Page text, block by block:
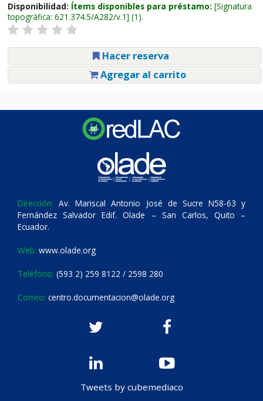
Disponibilidad: Ítems disponibles para préstamo: Signatura
topográfica: 621.374.5/A282/v.1 (1).
Hacer reserva
Agregar al carrito
Dirección: Av. Mariscal Antonio José de Sucre N58-63 y
Fernández Salvador Edif. Olade – San Carlos, Quito –
Ecuador.
Web: www.olade.org
Teléfono: (593 2) 259 8122 / 2598 280
Correo: centro.documentacion@olade.org
Tweets by cubemediaco